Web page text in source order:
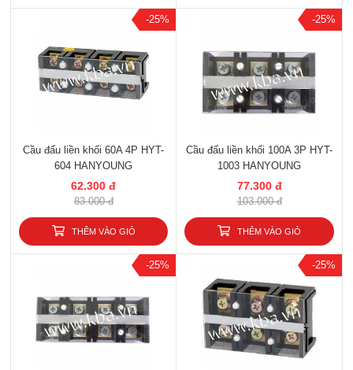
-25%
Cầu đấu liền khối 60A 4P HYT-
604 HANYOUNG
62.300 đ
83.000 đ
THÊM VÀO GIỎ
-25%
Cầu đấu liền khối 100A 3P HYT-
1003 HANYOUNG
77.300 đ
103.000 đ
THÊM VÀO GIỎ
-25% -25%